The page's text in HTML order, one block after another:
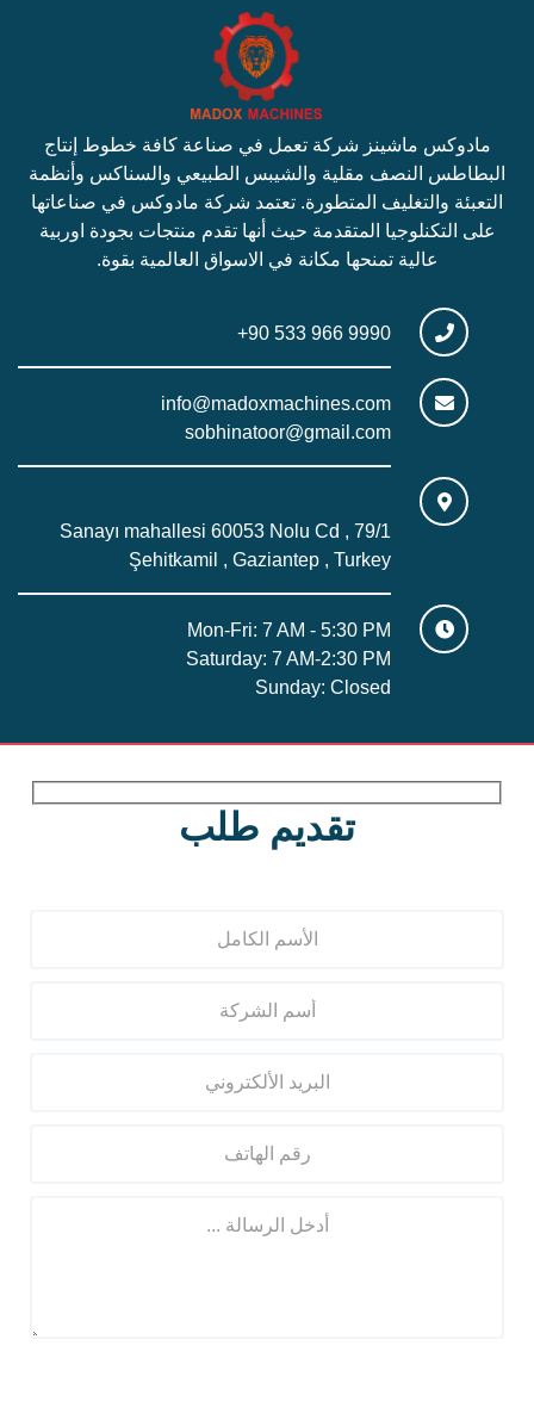
مادوكس ماشينز شركة تعمل في صناعة كافة خطوط إنتاج
البطاطس النصف مقلية والشيبس الطبيعي والسناكس وأنظمة
التعبئة والتغليف المتطورة. تعتمد شركة مادوكس في صناعاتها
على التكنلوجيا المتقدمة حيث أنها تقدم منتجات بجودة اوربية
عالية تمنحها مكانة في الاسواق العالمية بقوة.
تقديم طلب
+90 533 966 9990
info@madoxmachines.com
sobhinatoor@gmail.com
Sanayı mahallesi 60053 Nolu Cd , 79/1
Şehitkamil , Gaziantep , Turkey
Mon-Fri: 7 AM - 5:30 PM
Saturday: 7 AM-2:30 PM
Sunday: Closed